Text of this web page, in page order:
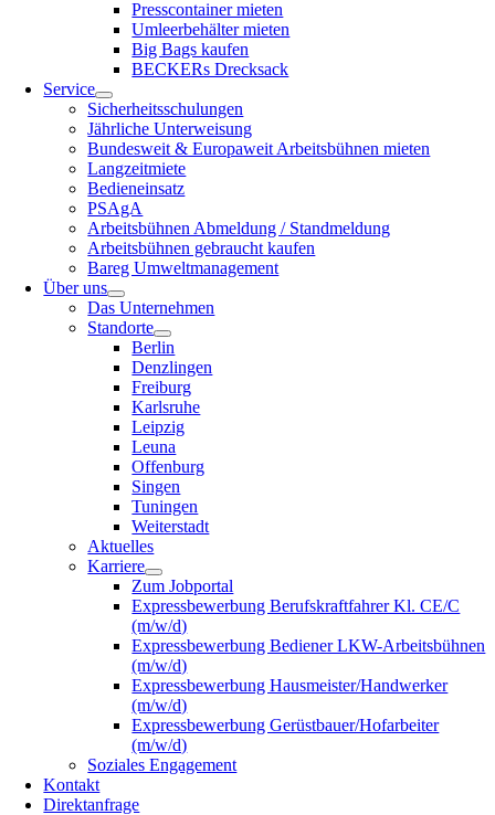
Presscontainer mieten
Umleerbehälter mieten
Big Bags kaufen
BECKERs Drecksack
Service
Sicherheitsschulungen
Jährliche Unterweisung
Bundesweit & Europaweit Arbeitsbühnen mieten
Langzeitmiete
Bedieneinsatz
PSAgA
Arbeitsbühnen Abmeldung / Standmeldung
Arbeitsbühnen gebraucht kaufen
Bareg Umweltmanagement
Über uns
Das Unternehmen
Standorte
Berlin
Denzlingen
Freiburg
Karlsruhe
Leipzig
Leuna
Offenburg
Singen
Tuningen
Weiterstadt
Aktuelles
Karriere
Zum Jobportal
Expressbewerbung Berufskraftfahrer Kl. CE/C
(m/w/d)
Expressbewerbung Bediener LKW-Arbeitsbühnen
(m/w/d)
Expressbewerbung Hausmeister/Handwerker
(m/w/d)
Expressbewerbung Gerüstbauer/Hofarbeiter
(m/w/d)
Soziales Engagement
Kontakt
Direktanfrage